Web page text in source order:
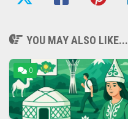
YOU MAY ALSO LIKE...
0